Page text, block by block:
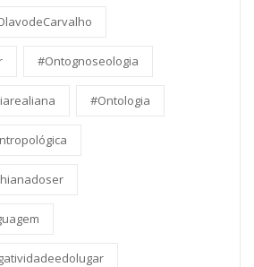
#Ontognoseologia
#Ontologia